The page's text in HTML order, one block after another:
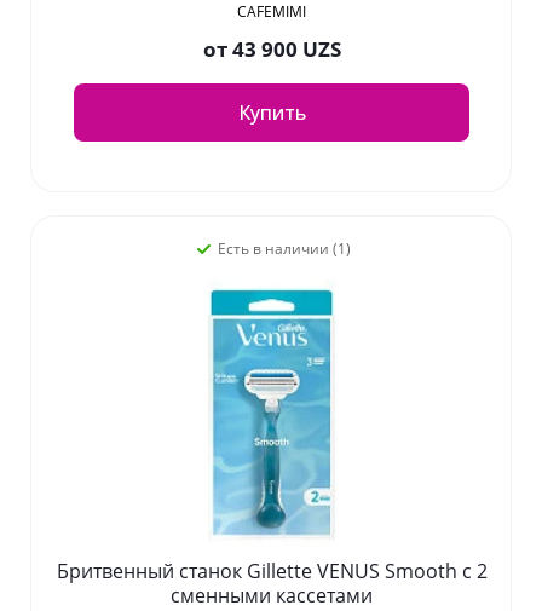
CAFEMIMI
от43 900 UZS
Купить
Есть в наличии (1)
Бритвенный станок Gillette VENUS Smooth с 2
сменными кассетами